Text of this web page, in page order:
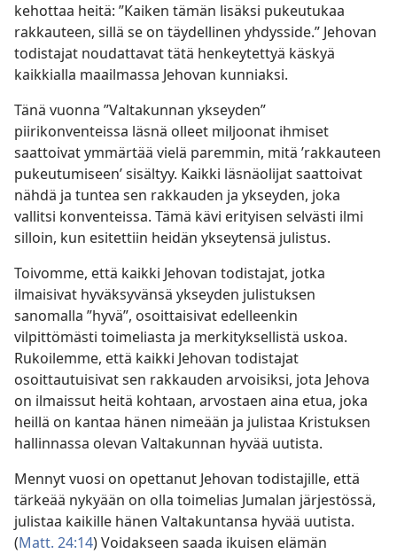
kehottaa heitä: ”Kaiken tämän lisäksi pukeutukaa
rakkauteen, sillä se on täydellinen yhdysside.” Jehovan
todistajat noudattavat tätä henkeytettyä käskyä
kaikkialla maailmassa Jehovan kunniaksi.
Tänä vuonna ”Valtakunnan ykseyden”
piirikonventeissa läsnä olleet miljoonat ihmiset
saattoivat ymmärtää vielä paremmin, mitä ’rakkauteen
pukeutumiseen’ sisältyy. Kaikki läsnäolijat saattoivat
nähdä ja tuntea sen rakkauden ja ykseyden, joka
vallitsi konventeissa. Tämä kävi erityisen selvästi ilmi
silloin, kun esitettiin heidän ykseytensä julistus.
Toivomme, että kaikki Jehovan todistajat, jotka
ilmaisivat hyväksyvänsä ykseyden julistuksen
sanomalla ”hyvä”, osoittaisivat edelleenkin
vilpittömästi toimeliasta ja merkityksellistä uskoa.
Rukoilemme, että kaikki Jehovan todistajat
osoittautuisivat sen rakkauden arvoisiksi, jota Jehova
on ilmaissut heitä kohtaan, arvostaen aina etua, joka
heillä on kantaa hänen nimeään ja julistaa Kristuksen
hallinnassa olevan Valtakunnan hyvää uutista.
Mennyt vuosi on opettanut Jehovan todistajille, että
tärkeää nykyään on olla toimelias Jumalan järjestössä,
julistaa kaikille hänen Valtakuntansa hyvää uutista.
(Matt. 24:14) Voidakseen saada ikuisen elämän